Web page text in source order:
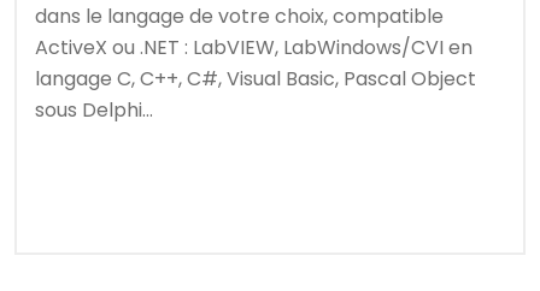
dans le langage de votre choix, compatible
ActiveX ou .NET : LabVIEW, LabWindows/CVI en
langage C, C++, C#, Visual Basic, Pascal Object
sous Delphi…